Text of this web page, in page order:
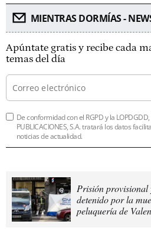
MIENTRAS DORMÍAS -
Apúntate gratis y recibe cada
temas del día
De conformidad con el RGPD y la LOPDGDD,
PUBLICACIONES, S.A. tratará los datos
noticias de actualidad.
Prisión provisional
detenido por la
peluquería de